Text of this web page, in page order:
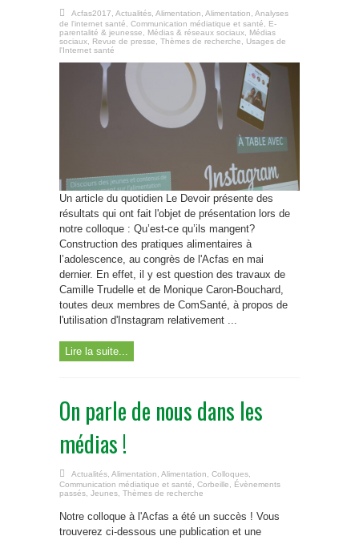
Acfas2017 Actualités Alimentation Alimentation Analyses
de l'internet santé
Communication médiatique et santé
E-
parentalité & jeunesse
Médias & réseaux sociaux
Médias
sociaux
Revue de presse Thèmes de recherche
Usages de
l'Internet santé
Un article du quotidien Le Devoir présente des
résultats qui ont fait l'objet de présentation lors de
notre colloque : Qu’est-ce qu’ils mangent?
Construction des pratiques alimentaires à
l’adolescence, au congrès de l'Acfas en mai
dernier. En effet, il y est question des travaux de
Camille Trudelle et de Monique Caron-Bouchard,
toutes deux membres de ComSanté, à propos de
l'utilisation d'Instagram relativement ...
Lire la suite...
On parle de nous dans les
médias !
Actualités Alimentation Alimentation Colloques
Communication médiatique et santé
Corbeille
Évènements
passés Jeunes Thèmes de recherche
Notre colloque à l'Acfas a été un succès ! Vous
trouverez ci-dessous une publication et une